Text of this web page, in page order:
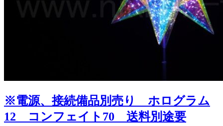
※電源、接続備品別売り ホログラム
12 コンフェイト70 送料別途要